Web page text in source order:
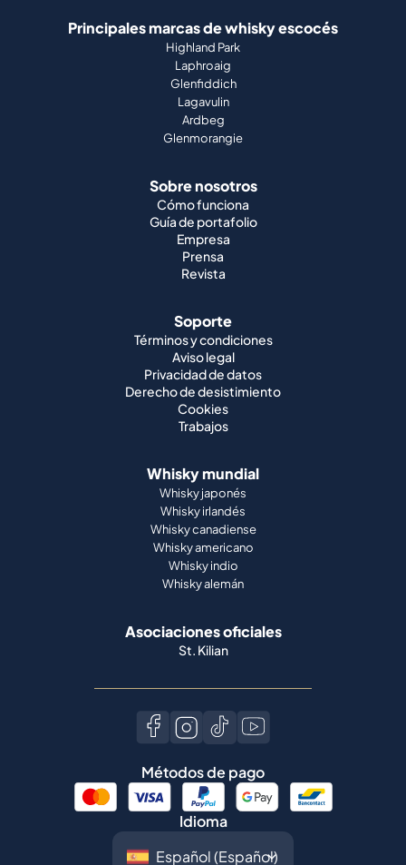
Principales marcas de whisky escocés
Highland Park
Laphroaig
Glenfiddich
Lagavulin
Ardbeg
Glenmorangie
Sobre nosotros
Cómo funciona
Guía de portafolio
Empresa
Prensa
Revista
Soporte
Términos y condiciones
Aviso legal
Privacidad de datos
Derecho de desistimiento
Cookies
Trabajos
Whisky mundial
Whisky japonés
Whisky irlandés
Whisky canadiense
Whisky americano
Whisky indio
Whisky alemán
Asociaciones oficiales
St. Kilian
Métodos de pago
Idioma